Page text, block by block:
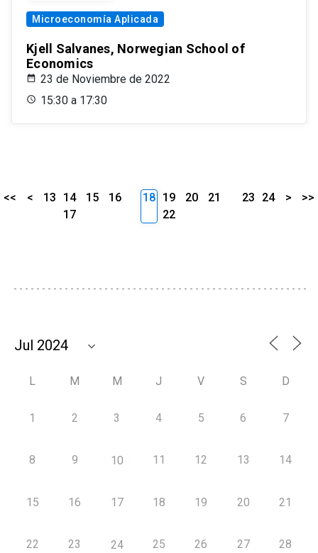
Microeconomía Aplicada
Kjell Salvanes, Norwegian School of
Economics
23 de Noviembre de 2022
15:30 a 17:30
<< < 13 14 15
16
17
18 19 20
21
22
23 24 > >>
L M M J V S D
1 2 3 4 5 6 7
8 9 10 11 12 13 14
15 16 17 18 19 20 21
22 23 24 25 26 27 28